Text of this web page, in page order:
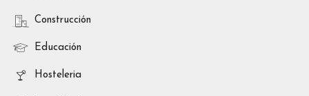
Construcción
Educación
Hosteleria